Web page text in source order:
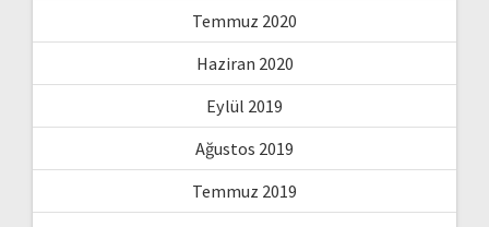
Temmuz 2020
Haziran 2020
Eylül 2019
Ağustos 2019
Temmuz 2019